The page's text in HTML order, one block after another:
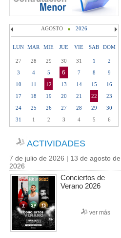
AGOSTO 2026
LUN MAR MIE JUE VIE SAB DOM
27 28 29 30 31 1
2
3
4 5 6 7 8
9
10
11 12 13 14 15
16
17
18 19 20 21 22
23
24
25 26 27 28 29
30
31
1 2 3 4 5 6
ACTIVIDADES
7 de julio de 2026 | 13 de agosto de
2026
Conciertos de
Verano 2026
ver más